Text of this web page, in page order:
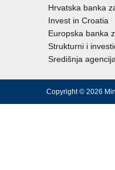
Hrvatska banka
Invest in Croatia
Europska banka
Strukturni i
Središnja
Copyright © 2026